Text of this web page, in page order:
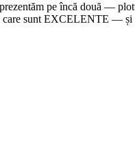
pe încă două —
care sunt EXCELENTE —